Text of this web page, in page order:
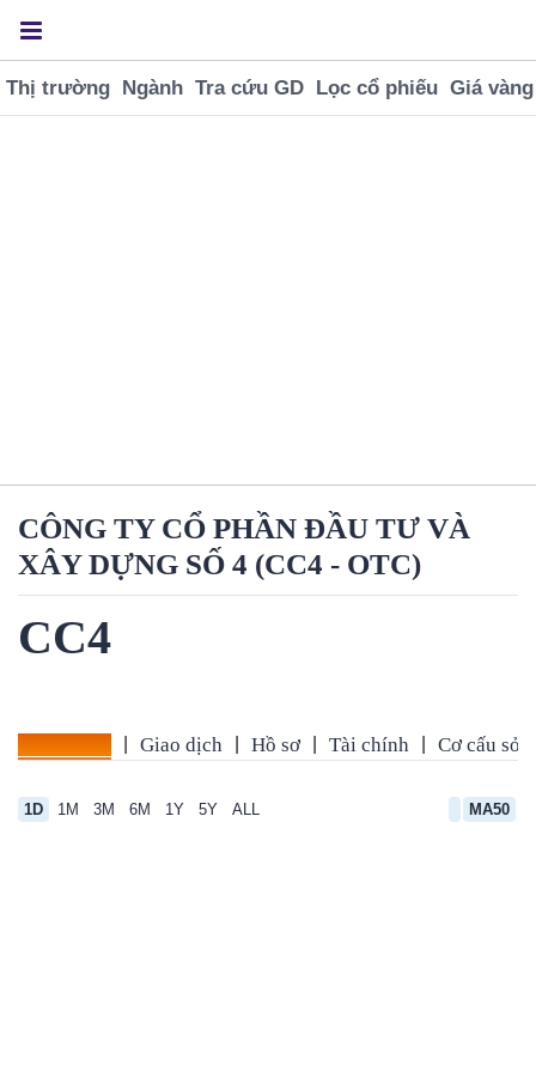
Thị trường Ngành Tra cứu GD Lọc cổ phiếu Giá vàng
CÔNG TY CỔ PHẦN ĐẦU TƯ VÀ
XÂY DỰNG SỐ 4 (CC4 - OTC)
CC4
Giao dịch Hồ sơ Tài chính Cơ cấu sở
1D 1M 3M 6M 1Y 5Y ALL MA50